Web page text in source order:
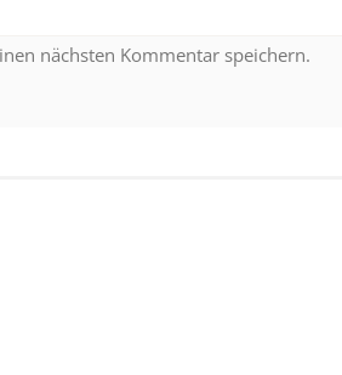
nächsten Kommentar speichern.